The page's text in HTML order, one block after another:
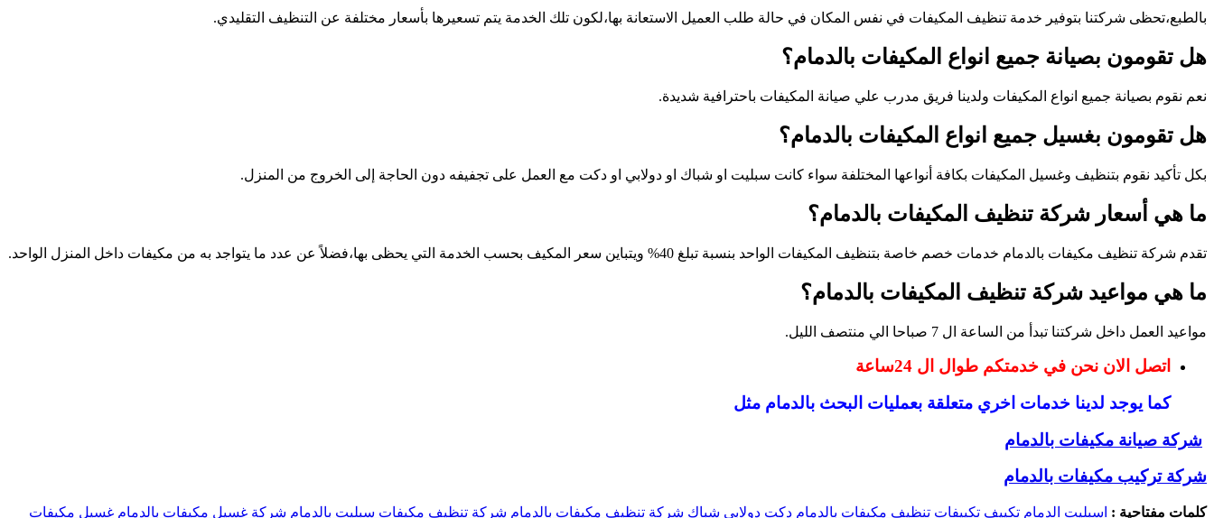
بالطبع،تحظى شركتنا بتوفير خدمة تنظيف المكيفات في نفس المكان في حالة طلب العميل الاستعانة بها،لكون تلك الخدمة يتم تسعيرها بأسعار مختلفة عن التنظيف التقليدي.
هل تقومون بصيانة جميع انواع المكيفات بالدمام؟
نعم نقوم بصيانة جميع انواع المكيفات ولدينا فريق مدرب علي صيانة المكيفات باحترافية شديدة.
هل تقومون بغسيل جميع انواع المكيفات بالدمام؟
بكل تأكيد نقوم بتنظيف وغسيل المكيفات بكافة أنواعها المختلفة سواء كانت سبليت او شباك او دولابي او دكت مع العمل على تجفيفه دون الحاجة إلى الخروج من المنزل.
ما هي أسعار شركة تنظيف المكيفات بالدمام؟
تقدم شركة تنظيف مكيفات بالدمام خدمات خصم خاصة بتنظيف المكيفات الواحد بنسبة تبلغ 40% ويتباين سعر المكيف بحسب الخدمة التي يحظى بها،فضلاً عن عدد ما يتواجد به من مكيفات داخل المنزل الواحد.
ما هي مواعيد شركة تنظيف المكيفات بالدمام؟
مواعيد العمل داخل شركتنا تبدأ من الساعة ال 7 صباحا الي منتصف الليل.
اتصل الان نحن في خدمتكم طوال ال 24ساعة
كما يوجد لدينا خدمات اخري متعلقة بعمليات البحث بالدمام مثل
شركة صيانة مكيفات بالدمام
شركة تركيب مكيفات بالدمام
كلمات مفتاحية : اسبليت الدمام تكييف تكييفات تنظيف مكيفات بالدمام دكت دولابي شباك شركة تنظيف مكيفات بالدمام شركة تنظيف مكيفات سبليت بالدمام شركة غسيل مكيفات بالدمام غسيل مكيفات